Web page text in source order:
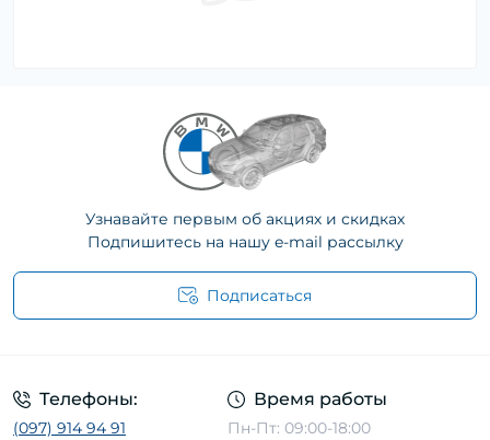
Узнавайте первым об акциях и скидках
Подпишитесь на нашу e-mail рассылку
Подписаться
Телефоны:
(097) 914 94 91
Время работы
Пн-Пт: 09:00-18:00